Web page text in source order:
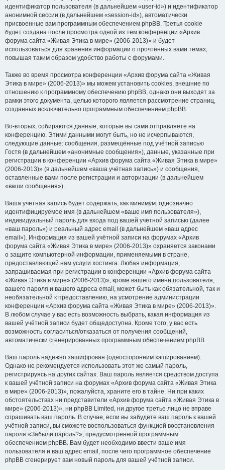
идентификатор пользователя (в дальнейшем «user-id») и идентификатор
анонимной сессии (в дальнейшем «session-id»), автоматически
присвоенные вам программным обеспечением phpBB. Третья cookie
будет создана после просмотра одной из тем конференции «Архив
форума сайта «Живая Этика в мире» (2006-2013)» и будет
использоваться для хранения информации о прочтённых вами темах,
повышая таким образом удобство работы с форумами.
Также во время просмотра конференции «Архив форума сайта «Живая
Этика в мире» (2006-2013)» мы можем установить cookies, внешние по
отношению к программному обеспечению phpBB, однако они выходят за
рамки этого документа, целью которого является рассмотрение страниц,
созданных исключительно программным обеспечением phpBB.
Во-вторых, собираются данные, которые вы сами отправляете на
конференцию. Этими данными могут быть, но не исчерпываются,
следующие данные: сообщения, размещённые под учётной записью
Гостя (в дальнейшем «анонимные сообщения»), данные, указанные при
регистрации в конференции «Архив форума сайта «Живая Этика в мире»
(2006-2013)» (в дальнейшем «ваша учётная запись») и сообщения,
оставленные вами после регистрации и авторизации (в дальнейшем
«ваши сообщения»).
Ваша учётная запись будет содержать, как минимум: однозначно
идентифицируемое имя (в дальнейшем «ваше имя пользователя»),
индивидуальный пароль для входа под вашей учётной записью (далее
«ваш пароль») и реальный адрес email (в дальнейшем «ваш адрес
email»). Информация из вашей учётной записи на форумах «Архив
форума сайта «Живая Этика в мире» (2006-2013)» охраняется законами
о защите компьютерной информации, применяемыми в стране,
предоставляющей нам услуги хостинга. Любая информация,
запрашиваемая при регистрации в конференции «Архив форума сайта
«Живая Этика в мире» (2006-2013)», кроме вашего имени пользователя,
вашего пароля и вашего адреса email, может быть как обязательной, так и
необязательной к предоставлению, на усмотрение администрации
конференции «Архив форума сайта «Живая Этика в мире» (2006-2013)».
В любом случае у вас есть возможность выбрать, какая информация из
вашей учётной записи будет общедоступна. Кроме того, у вас есть
возможность согласиться/отказаться от получения сообщений,
автоматически сгенерированных программным обеспечением phpBB.
Ваш пароль надёжно зашифрован (односторонним хэшированием).
Однако не рекомендуется использовать этот же самый пароль,
регистрируясь на других сайтах. Ваш пароль является средством доступа
к вашей учётной записи на форумах «Архив форума сайта «Живая Этика
в мире» (2006-2013)», пожалуйста, храните его в тайне. Ни при каких
обстоятельствах ни представители «Архив форума сайта «Живая Этика в
мире» (2006-2013)», ни phpBB Limited, ни другое третье лицо не вправе
спрашивать ваш пароль. В случае, если вы забудете ваш пароль к вашей
учётной записи, вы сможете воспользоваться функцией восстановления
пароля «Забыли пароль?», предусмотренной программным
обеспечением phpBB. Вам будет необходимо ввести ваше имя
пользователя и ваш адрес email, после чего программное обеспечение
phpBB сгенерирует вам новый пароль для вашей учётной записи.